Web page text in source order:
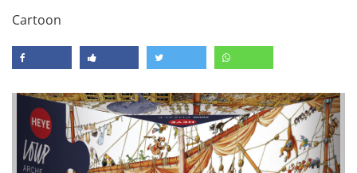
Cartoon
Previous Next